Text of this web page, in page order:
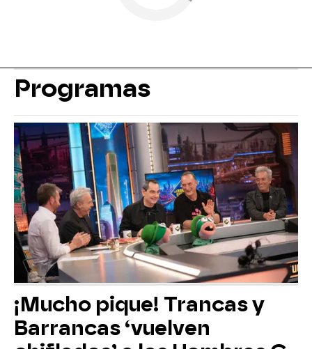
Programas
¡Mucho pique! Trancas y
Barrancas ‘vuelven